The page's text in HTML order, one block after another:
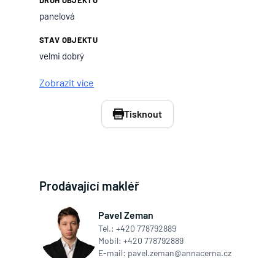
panelová
STAV OBJEKTU
velmi dobrý
Zobrazit více
Tisknout
Prodávající makléř
Pavel Zeman
Tel.: +420 778792889
Mobil: +420 778792889
E-mail: pavel.zeman@annacerna.cz